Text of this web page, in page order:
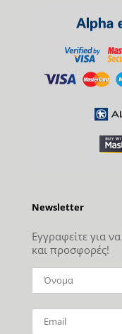
Newsletter
Εγγραφείτε για
και προσφορές!